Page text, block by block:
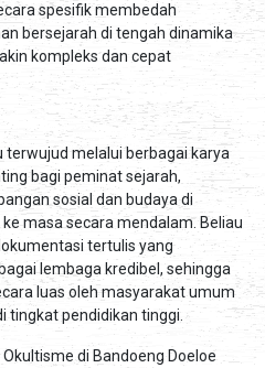
spesifik membedah
bersejarah di tengah dinamika
kompleks dan cepat
melalui berbagai karya
bagi peminat sejarah,
sosial dan budaya di
masa secara mendalam. Beliau
tertulis yang
lembaga kredibel, sehingga
luas oleh masyarakat umum
tingkat pendidikan tinggi.
di Bandoeng Doeloe